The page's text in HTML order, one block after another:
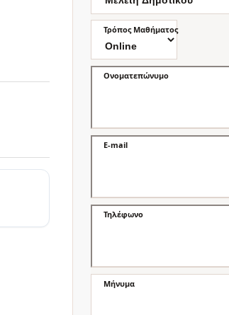
Τρόπος Μαθήματος
Ονοματεπώνυμο
E-mail
Τηλέφωνο
Μήνυμα